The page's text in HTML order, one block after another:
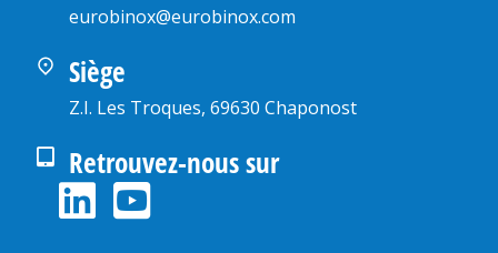
eurobinox@eurobinox.com
Siège
Z.I. Les Troques, 69630 Chaponost
Retrouvez-nous sur